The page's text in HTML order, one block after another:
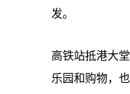
发。
高铁站抵港大
乐园和购物，